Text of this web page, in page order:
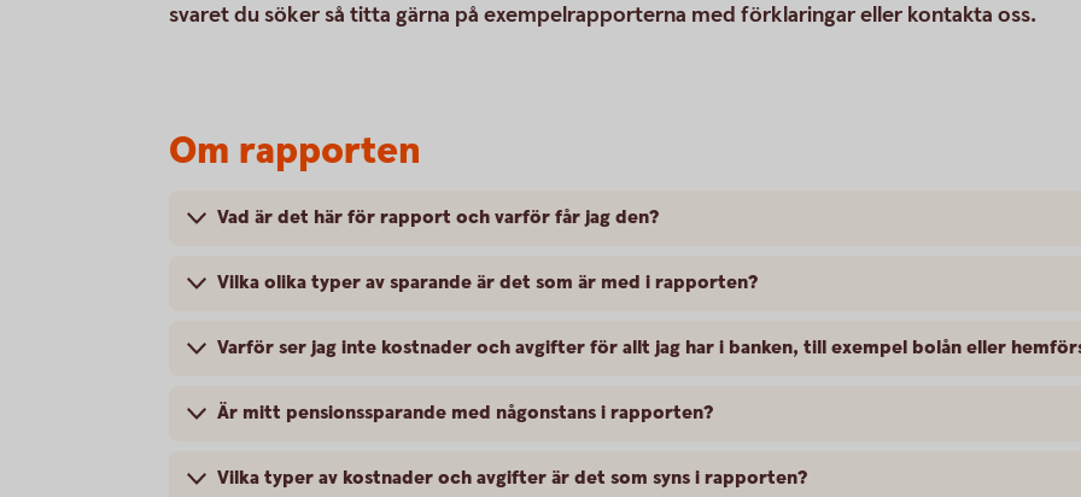
svaret du söker så titta gärna på exempelrapporterna med förklaringar eller kontakta oss.
Om rapporten
Vad är det här för rapport och varför får jag den?
Vilka olika typer av sparande är det som är med i rapporten?
Varför ser jag inte kostnader och avgifter för allt jag har i banken, till exempel bolån eller
Är mitt pensionssparande med någonstans i rapporten?
Vilka typer av kostnader och avgifter är det som syns i rapporten?